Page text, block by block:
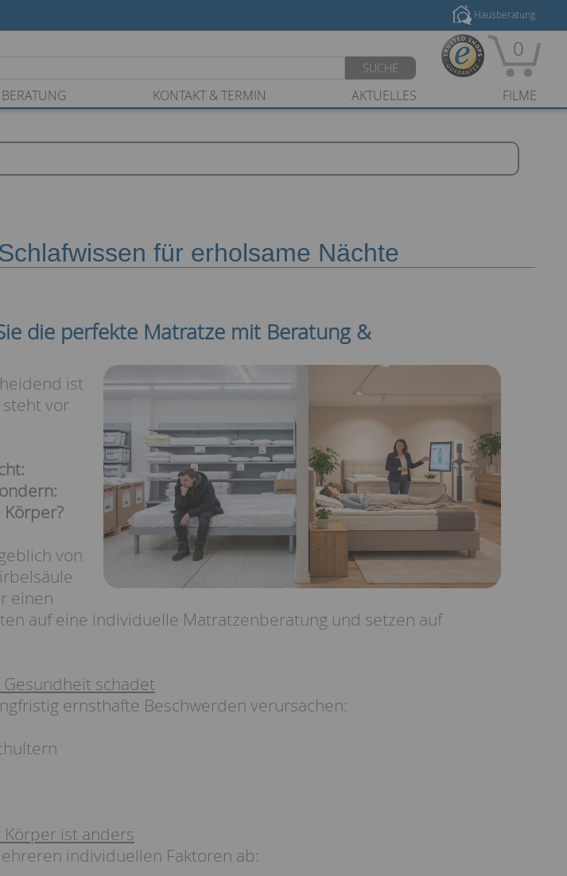
Hausberatung
SUCHE
0
BERATUNG KONTAKT & TERMIN AKTUELLES FILME
für erholsame Nächte
die perfekte Matratze mit Beratung &
ist
vor
von
einen
auf eine individuelle Matratzenberatung und setzen auf
schadet
ernsthafte Beschwerden verursachen:
ist anders
individuellen Faktoren ab: